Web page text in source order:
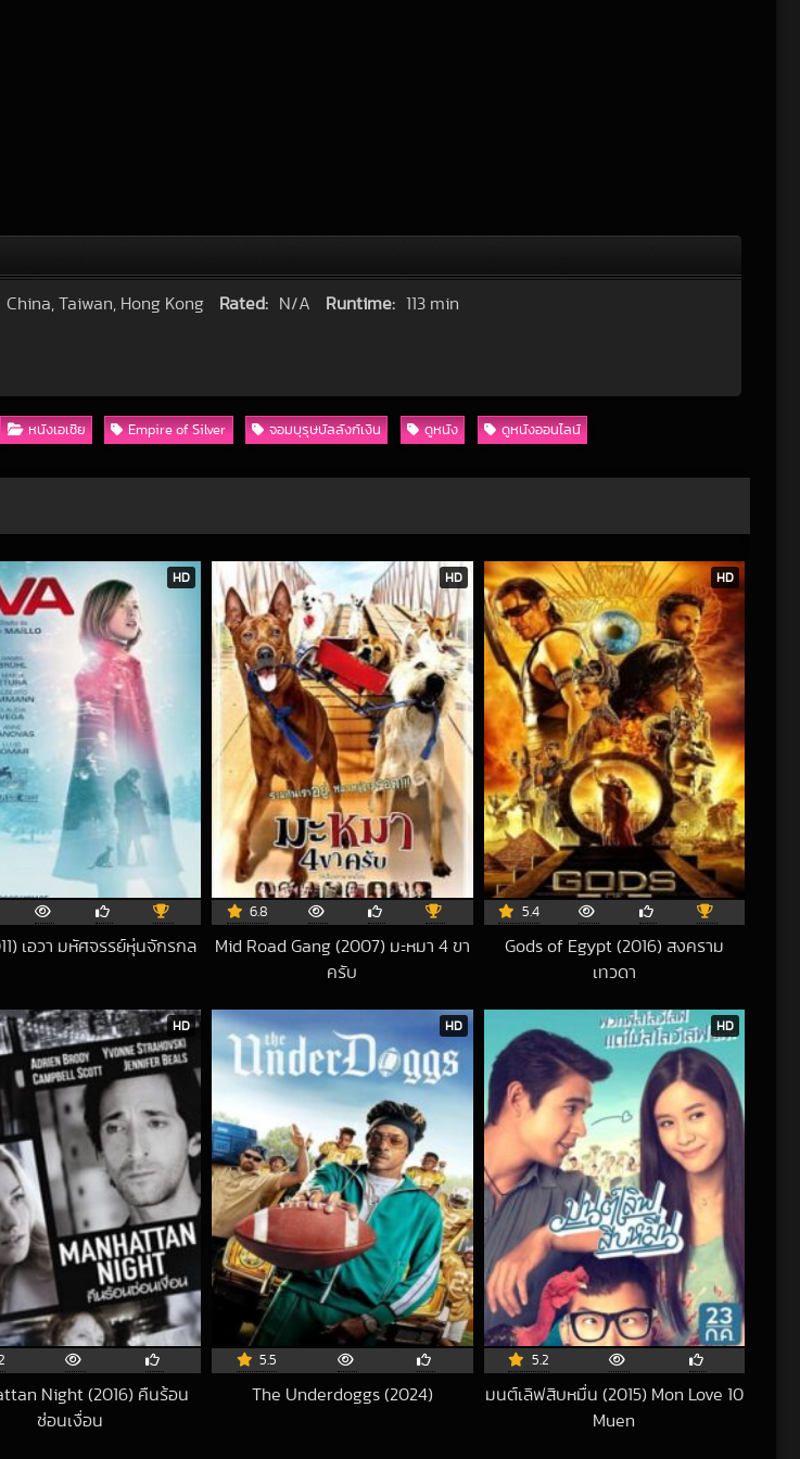
China, Taiwan, Hong Kong Rated: N/A Runtime: 113 min
หนังเอเชีย Empire of Silver จอมบุรุษบัลลังก์เงิน ดูหนัง ดูหนังออนไลน์
HD
เอวา มหัศจรรย์หุ่นจักรกล
HD
6.8
Mid Road Gang (2007) มะหมา 4 ขา
ครับ
HD
5.4
Gods of Egypt (2016) สงคราม
เทวดา
HD
Night (2016) คืนร้อน
ซ่อนเงื่อน
HD
5.5
The Underdoggs (2024)
HD
5.2
มนต์เลิฟสิบหมื่น (2015) Mon Love 10
Muen